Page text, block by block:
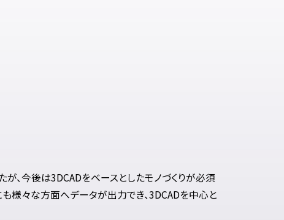
、今後は3DCADをベースとしたモノづくりが必須
様々な方面へデータが出力でき、3DCADを中心と